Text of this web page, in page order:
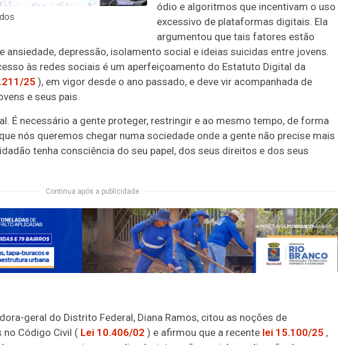
ódio e algoritmos que incentivam o uso
excessivo de plataformas digitais. Ela
argumentou que tais fatores estão
depressão, isolamento social e ideias suicidas entre jovens.
às redes sociais é um aperfeiçoamento do Estatuto Digital da
25), em vigor desde o ano passado, e deve vir acompanhada de
e seus pais.
É necessário a gente proteger, restringir e ao mesmo tempo, de forma
nós queremos chegar numa sociedade onde a gente não precise mais
tenha consciência do seu papel, dos seus direitos e dos seus
Continua após a publicidade
geral do Distrito Federal, Diana Ramos, citou as noções de
Código Civil ( Lei 10.406/02 ) e afirmou que a recente lei 15.100/25,